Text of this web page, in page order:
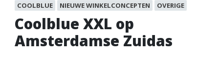
COOLBLUE
NIEUWE WINKELCONCEPTEN OVERIGE
Coolblue XXL op
Amsterdamse Zuidas